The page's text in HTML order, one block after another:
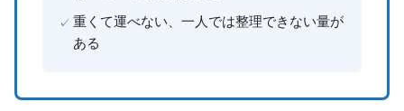
重くて運べない、一人では整理できない量が
ある